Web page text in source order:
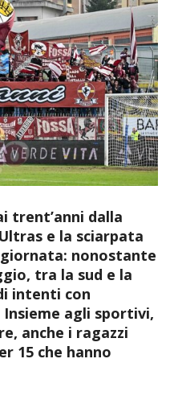
trent’anni dalla
e la sciarpata
nonostante
tra la sud e la
intenti con
agli sportivi,
anche i ragazzi
15 che hanno